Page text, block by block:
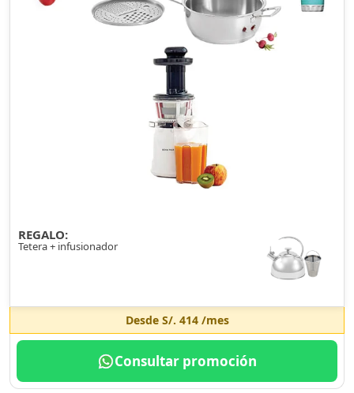
REGALO:
Tetera + infusionador
Desde S/. 414/mes
Consultar promoción